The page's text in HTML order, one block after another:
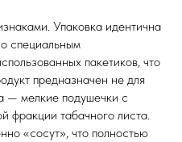
Упаковка идентична
специальным
пакетиков, что
предназначен не для
— мелкие подушечки с
фракции табачного листа.
«сосут», что полностью